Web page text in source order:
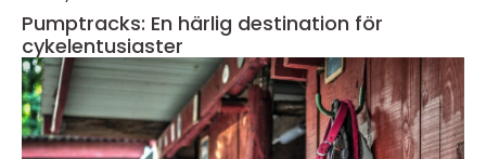
Pumptracks: En härlig destination för
cykelentusiaster